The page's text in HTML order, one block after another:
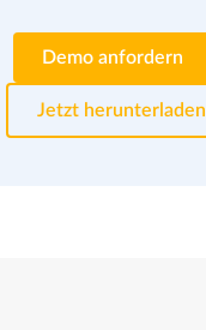
Demo anfordern
Jetzt herunterladen